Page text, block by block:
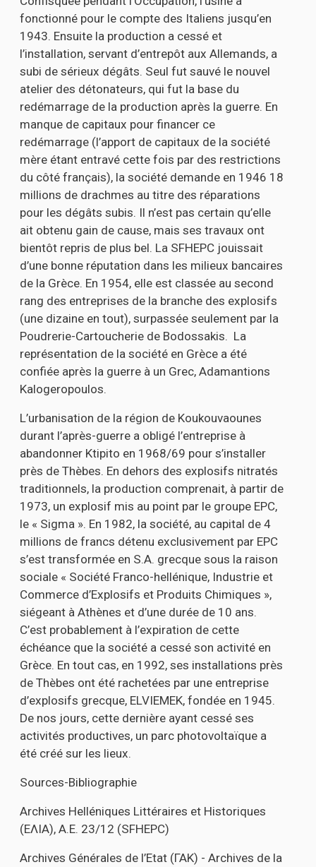
fonctionné pour le compte des Italiens jusqu’en
1943. Ensuite la production a cessé et
l’installation, servant d’entrepôt aux Allemands, a
subi de sérieux dégâts. Seul fut sauvé le nouvel
atelier des détonateurs, qui fut la base du
redémarrage de la production après la guerre. En
manque de capitaux pour financer ce
redémarrage (l’apport de capitaux de la société
mère étant entravé cette fois par des restrictions
du côté français), la société demande en 1946 18
millions de drachmes au titre des réparations
pour les dégâts subis. Il n’est pas certain qu’elle
ait obtenu gain de cause, mais ses travaux ont
bientôt repris de plus bel. La SFHEPC jouissait
d’une bonne réputation dans les milieux bancaires
de la Grèce. En 1954, elle est classée au second
rang des entreprises de la branche des explosifs
(une dizaine en tout), surpassée seulement par la
Poudrerie-Cartoucherie de Bodossakis. La
représentation de la société en Grèce a été
confiée après la guerre à un Grec, Adamantions
Kalogeropoulos.
L’urbanisation de la région de Koukouvaounes
durant l’après-guerre a obligé l’entreprise à
abandonner Ktipito en 1968/69 pour s’installer
près de Thèbes. En dehors des explosifs nitratés
traditionnels, la production comprenait, à partir de
1973, un explosif mis au point par le groupe EPC,
le « Sigma ». En 1982, la société, au capital de 4
millions de francs détenu exclusivement par EPC
s’est transformée en S.A. grecque sous la raison
sociale « Société Franco-hellénique, Industrie et
Commerce d’Explosifs et Produits Chimiques »,
siégeant à Athènes et d’une durée de 10 ans.
C’est probablement à l’expiration de cette
échéance que la société a cessé son activité en
Grèce. En tout cas, en 1992, ses installations près
de Thèbes ont été rachetées par une entreprise
d’explosifs grecque, ELVIEMEK, fondée en 1945.
De nos jours, cette dernière ayant cessé ses
activités productives, un parc photovoltaïque a
été créé sur les lieux.
Sources-Bibliographie
Archives Helléniques Littéraires et Historiques
(ΕΛΙΑ), A.E. 23/12 (SFHEPC)
Archives Générales de l’Etat (ΓΑΚ) - Archives de la